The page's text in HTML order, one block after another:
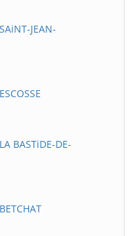
JEAN-
BASTiDE-DE-